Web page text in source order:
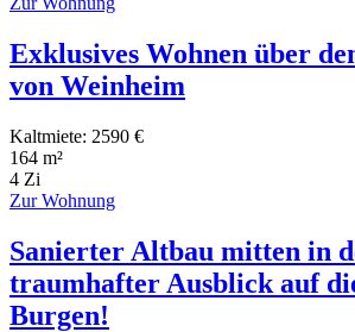
Exklusives Wohnen über
von Weinheim
Kaltmiete: 2590 €
164 m²
4 Zi
Zur Wohnung
Sanierter Altbau mitten in
traumhafter Ausblick auf
Burgen!